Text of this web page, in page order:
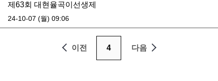
제63회 대현율곡이선생제
24-10-07 (월) 09:06
이전 4 다음